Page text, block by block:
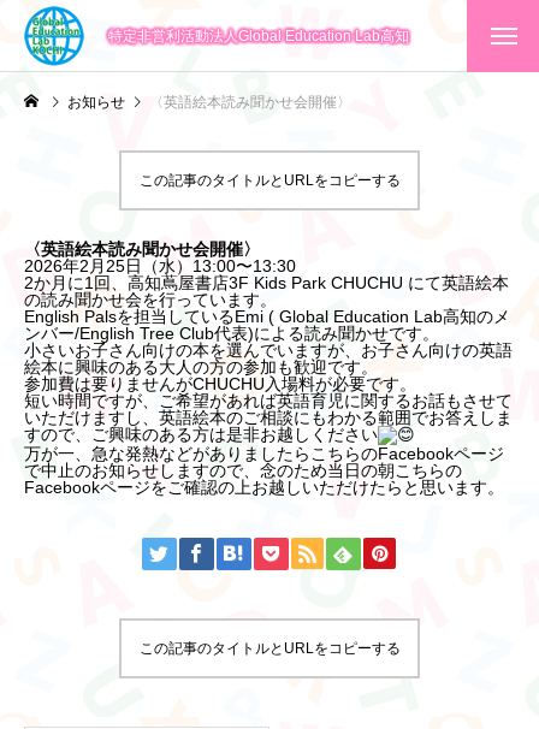
特定非営利活動法人Global Education Lab高知
お知らせ 〈英語絵本読み聞かせ会開催〉
この記事のタイトルとURLをコピーする
〈英語絵本読み聞かせ会開催〉
2026年2月25日（水）13:00〜13:30
2か月に1回、高知蔦屋書店3F Kids Park CHUCHU にて英語絵本
の読み聞かせ会を行っています。
English Palsを担当しているEmi ( Global Education Lab高知のメ
ンバー/English Tree Club代表)による読み聞かせです。
小さいお子さん向けの本を選んでいますが、お子さん向けの英語
絵本に興味のある大人の方の参加も歓迎です。
参加費は要りませんがCHUCHU入場料が必要です。
短い時間ですが、ご希望があれば英語育児に関するお話もさせて
いただけますし、英語絵本のご相談にもわかる範囲でお答えしま
すので、ご興味のある方は是非お越しください
万が一、急な発熱などがありましたらこちらのFacebookページ
で中止のお知らせしますので、念のため当日の朝こちらの
Facebookページをご確認の上お越しいただけたらと思います。
この記事のタイトルとURLをコピーする